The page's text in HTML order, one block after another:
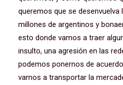
queremos que se desenvuelva
millones de argentinos y
esto donde vamos a traer
insulto, una agresión en las
podemos ponernos de
vamos a transportar la